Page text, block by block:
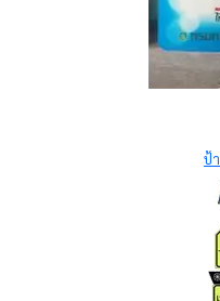
ป้